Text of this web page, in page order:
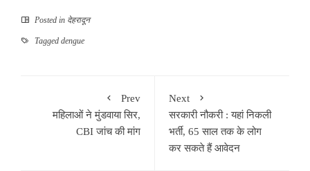
Posted in देहरादून
Tagged dengue
Prev
महिलाओं ने मुंडवाया सिर,
CBI जांच की मांग
Next
सरकारी नौकरी : यहां निकली
भर्ती, 65 साल तक के लोग
कर सकते हैं आवेदन